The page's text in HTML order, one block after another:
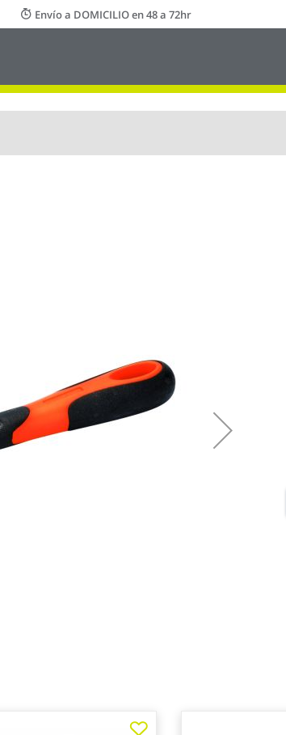
Envío a DOMICILIO en 48 a 72hr